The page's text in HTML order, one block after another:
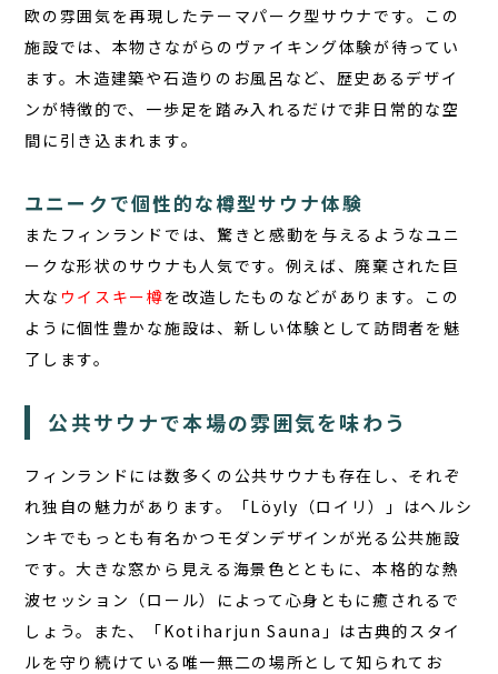
欧の雰囲気を再現したテーマパーク型サウナです。この
施設では、本物さながらのヴァイキング体験が待ってい
ます。木造建築や石造りのお風呂など、歴史あるデザイ
ンが特徴的で、一歩足を踏み入れるだけで非日常的な空
間に引き込まれます。
ユニークで個性的な樽型サウナ体験
またフィンランドでは、 驚き と感動を与えるようなユニ
ークな形状のサウナも人気です。例えば、廃棄された巨
大な ウイスキー樽を改造したものなどがあります。この
ように個性豊かな施設は、新しい体験として訪問者を魅
了します。
公共サウナで本場の雰囲気を味わう
フィンランドには数多くの公共サウナも存在し、それぞ
れ独自の魅力があります。「Löyly（ロイリ）」はヘルシ
ンキでもっとも有名かつモダンデザインが光る公共施設
です。大きな窓から見える海景色とともに、本格的な熱
波セッション（ロール）によって心身ともに癒されるで
しょう。また、「Kotiharjun Sauna」は古典的スタイ
ルを守り続けている唯一無二の場所として知られてお